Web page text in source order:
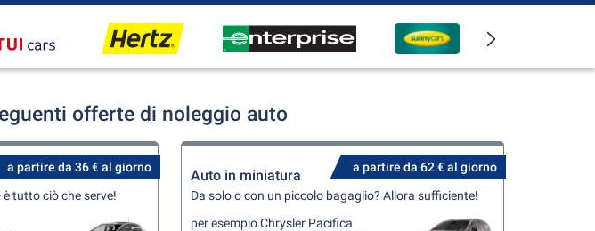
offerte di noleggio auto
a partire da 36 € al giorno
è tutto ciò che serve!
a partire da 62 € al giorno
Auto in miniatura
Da solo o con un piccolo bagaglio? Allora sufficiente!
per esempio Chrysler Pacifica